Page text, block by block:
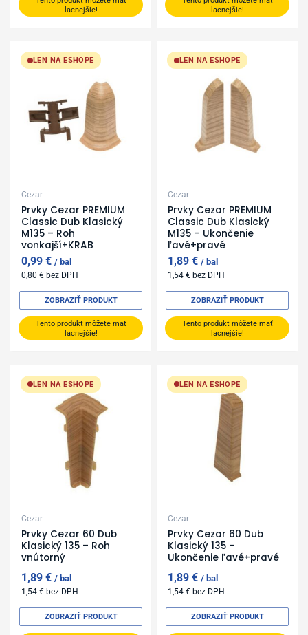
lacnejšie!
lacnejšie!
LEN NA ESHOPE
Cezar
Prvky Cezar PREMIUM
Classic Dub Klasický
M135 – Roh
vonkajší+KRAB
0,99€ bal
0,80€ bez DPH
Tento produkt môžete mať
lacnejšie!
ZOBRAZIŤ PRODUKT
LEN NA ESHOPE
Cezar
Prvky Cezar PREMIUM
Classic Dub Klasický
M135 – Ukončenie
ľavé+pravé
1,89€ bal
1,54€ bez DPH
Tento produkt môžete mať
lacnejšie!
ZOBRAZIŤ PRODUKT
LEN NA ESHOPE
Cezar
Prvky Cezar 60 Dub
Klasický 135 – Roh
vnútorný
1,89€ bal
1,54€ bez DPH
ZOBRAZIŤ PRODUKT
LEN NA ESHOPE
Cezar
Prvky Cezar 60 Dub
Klasický 135 –
Ukončenie ľavé+pravé
1,89€ bal
1,54€ bez DPH
ZOBRAZIŤ PRODUKT